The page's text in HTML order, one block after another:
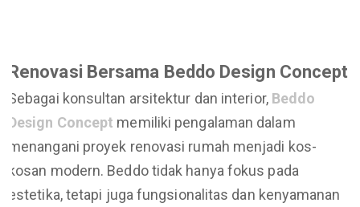
Renovasi Bersama Beddo Design Concept
Sebagai konsultan arsitektur dan interior, Beddo
Design Concept memiliki pengalaman dalam
menangani proyek renovasi rumah menjadi kos-
kosan modern. Beddo tidak hanya fokus pada
estetika, tetapi juga fungsionalitas dan kenyamanan